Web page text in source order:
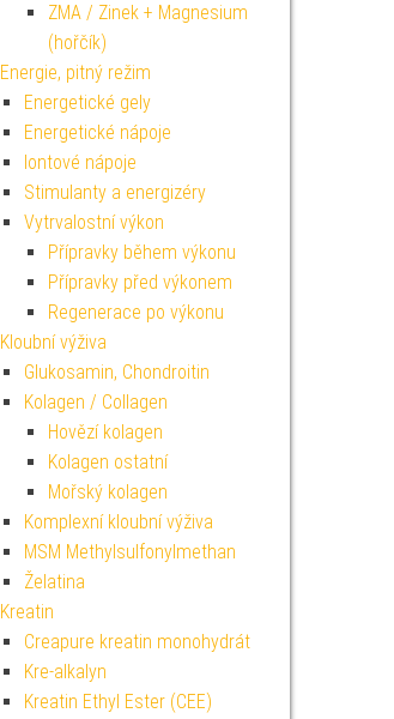
ZMA / Zinek + Magnesium
(hořčík)
Energie, pitný režim
Energetické gely
Energetické nápoje
Iontové nápoje
Stimulanty a energizéry
Vytrvalostní výkon
Přípravky během výkonu
Přípravky před výkonem
Regenerace po výkonu
Kloubní výživa
Glukosamin, Chondroitin
Kolagen / Collagen
Hovězí kolagen
Kolagen ostatní
Mořský kolagen
Komplexní kloubní výživa
MSM Methylsulfonylmethan
Želatina
Kreatin
Creapure kreatin monohydrát
Kre-alkalyn
Kreatin Ethyl Ester (CEE)